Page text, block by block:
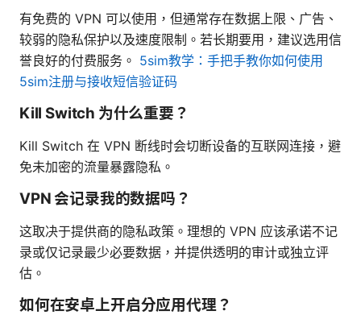
有免费的 VPN 可以使用，但通常存在数据上限、广告、
较弱的隐私保护以及速度限制。若长期要用，建议选用信
誉良好的付费服务。 5sim教学：手把手教你如何使用
5sim注册与接收短信验证码
Kill Switch 为什么重要？
Kill Switch 在 VPN 断线时会切断设备的互联网连接，避
免未加密的流量暴露隐私。
VPN 会记录我的数据吗？
这取决于提供商的隐私政策。理想的 VPN 应该承诺不记
录或仅记录最少必要数据，并提供透明的审计或独立评
估。
如何在安卓上开启分应用代理？